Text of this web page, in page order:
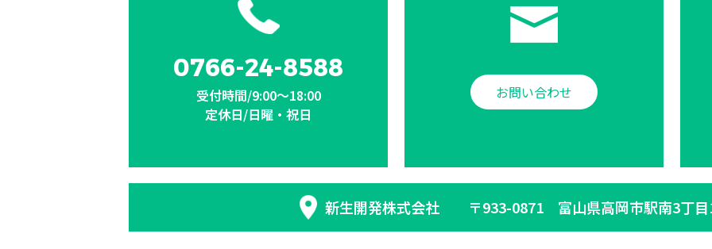
0766-24-8588
受付時間/9:00〜18:00
定休日/日曜・祝日
お問い合わせ
新生開発株式会社 〒933-0871 富山県高岡市駅南3丁目